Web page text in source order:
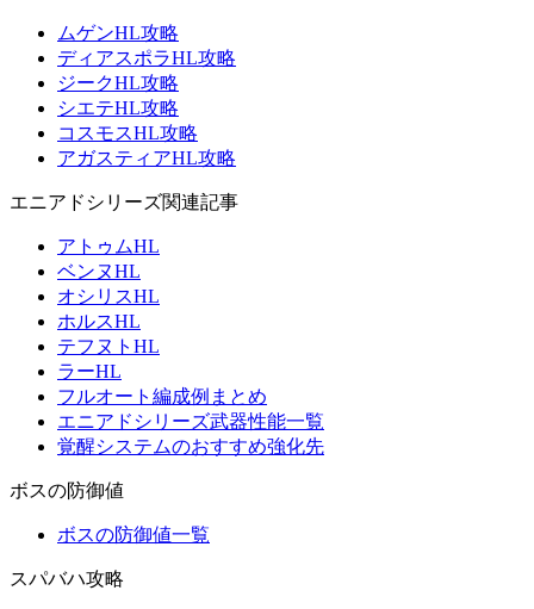
ムゲンHL攻略
ディアスポラHL攻略
ジークHL攻略
シエテHL攻略
コスモスHL攻略
アガスティアHL攻略
エニアドシリーズ関連記事
アトゥムHL
ベンヌHL
オシリスHL
ホルスHL
テフヌトHL
ラーHL
フルオート編成例まとめ
エニアドシリーズ武器性能一覧
覚醒システムのおすすめ強化先
ボスの防御値
ボスの防御値一覧
スパバハ攻略